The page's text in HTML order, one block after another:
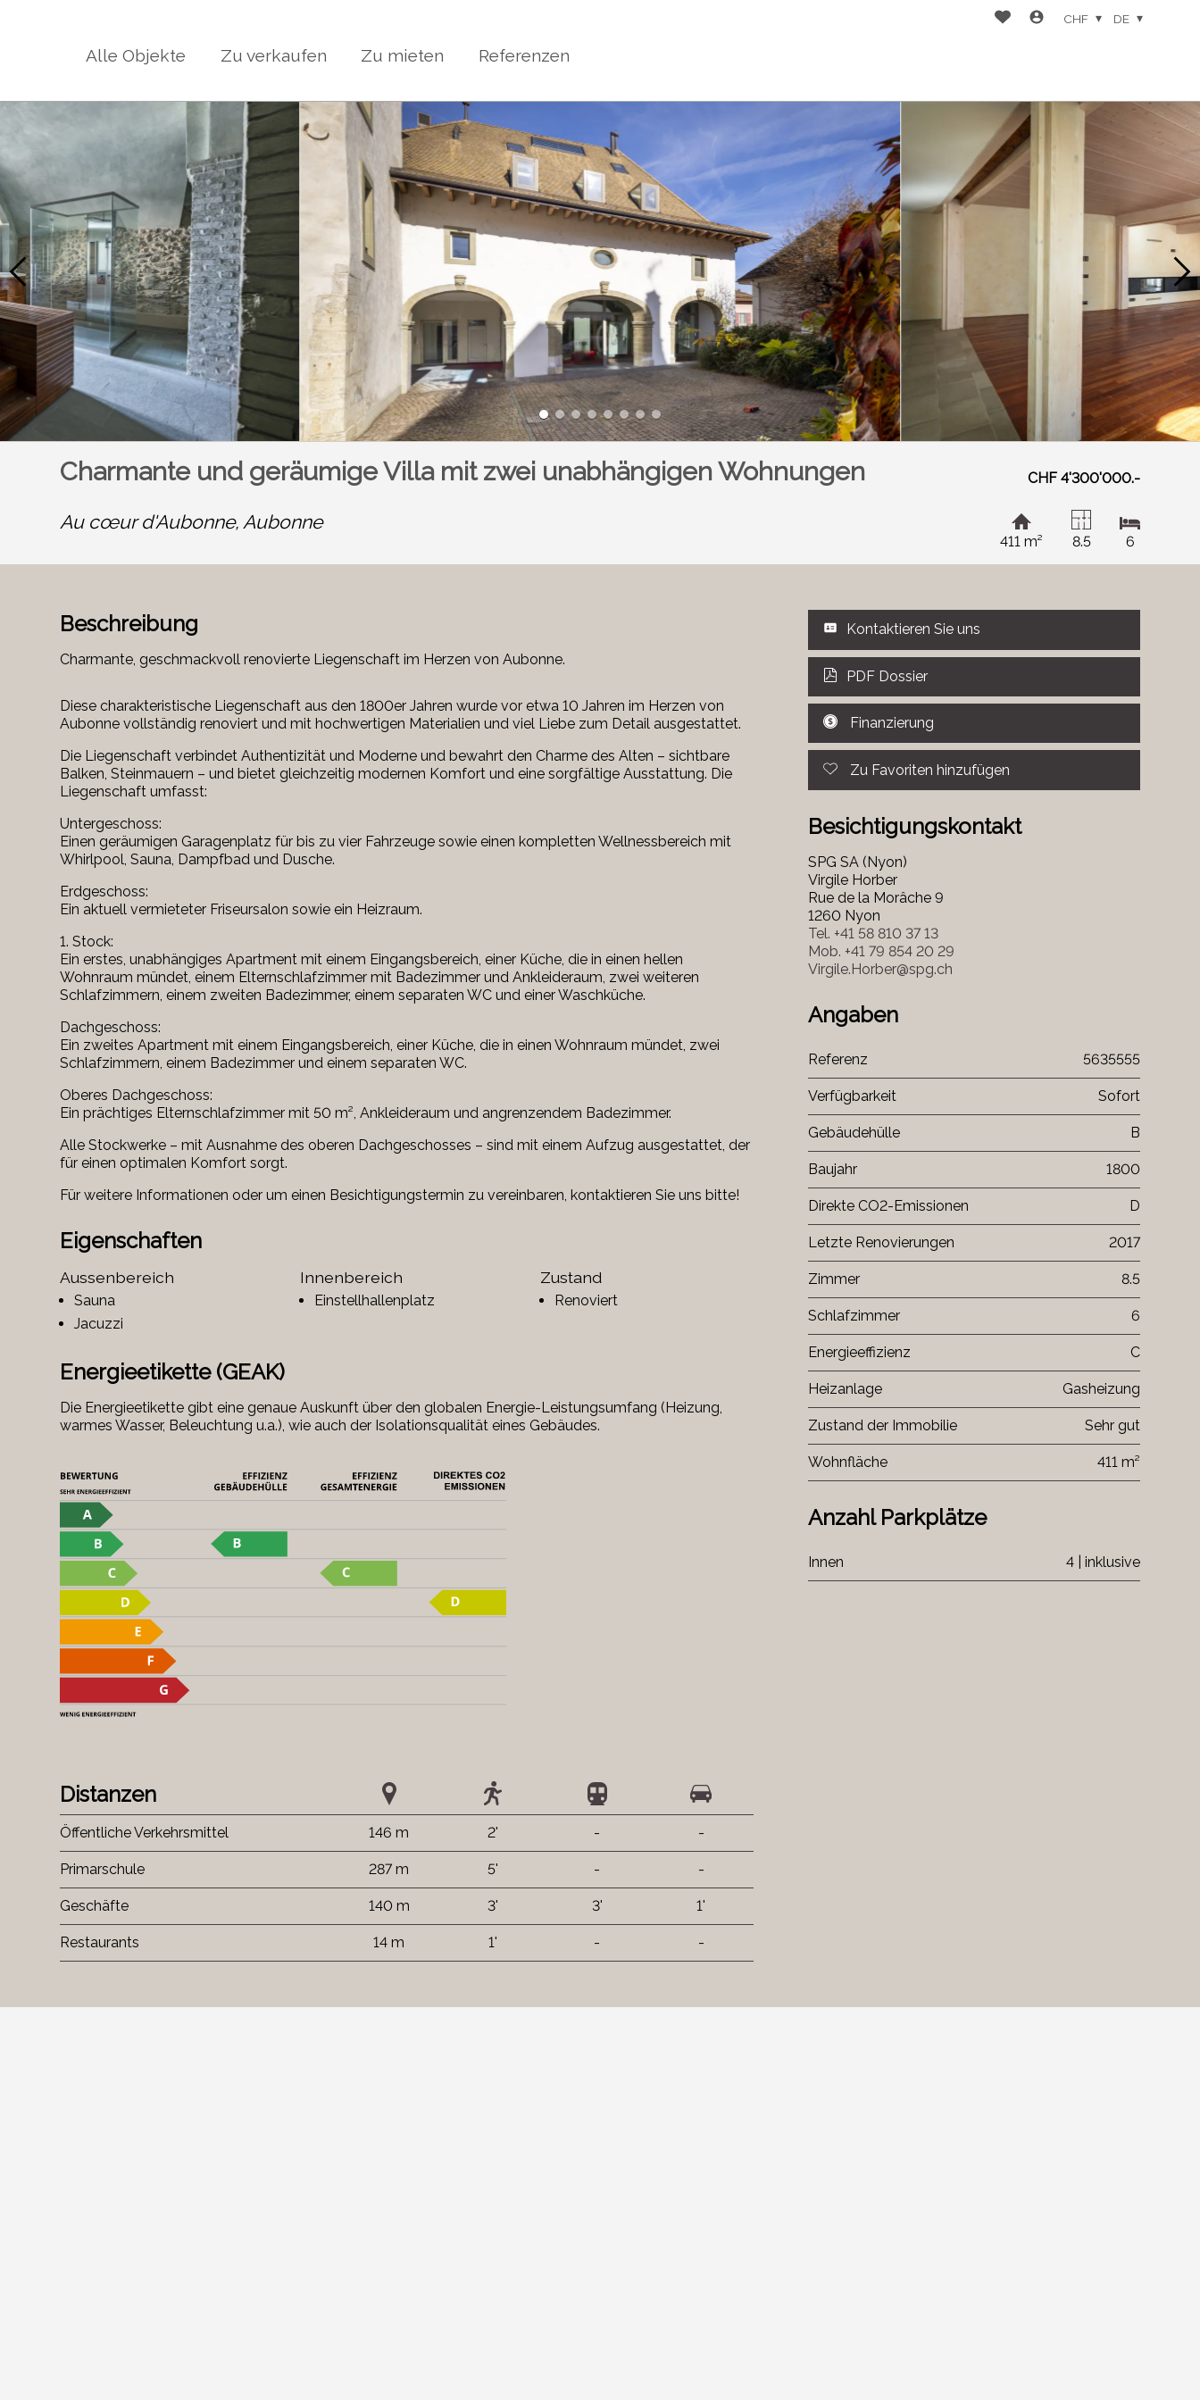
Alle Objekte Zu verkaufen Zu mieten Referenzen
CHF DE
Charmante und geräumige Villa mit zwei unabhängigen Wohnungen CHF 4'300'000.-
Au cœur d'Aubonne, Aubonne
411 m² 8.5 6
Beschreibung
Charmante, geschmackvoll renovierte Liegenschaft im Herzen von Aubonne.
Diese charakteristische Liegenschaft aus den 1800er Jahren wurde vor etwa 10 Jahren im Herzen von
Aubonne vollständig renoviert und mit hochwertigen Materialien und viel Liebe zum Detail ausgestattet.
Die Liegenschaft verbindet Authentizität und Moderne und bewahrt den Charme des Alten – sichtbare
Balken, Steinmauern – und bietet gleichzeitig modernen Komfort und eine sorgfältige Ausstattung. Die
Liegenschaft umfasst:
Untergeschoss:
Einen geräumigen Garagenplatz für bis zu vier Fahrzeuge sowie einen kompletten Wellnessbereich mit
Whirlpool, Sauna, Dampfbad und Dusche.
Erdgeschoss:
Ein aktuell vermieteter Friseursalon sowie ein Heizraum.
1. Stock:
Ein erstes, unabhängiges Apartment mit einem Eingangsbereich, einer Küche, die in einen hellen
Wohnraum mündet, einem Elternschlafzimmer mit Badezimmer und Ankleideraum, zwei weiteren
Schlafzimmern, einem zweiten Badezimmer, einem separaten WC und einer Waschküche.
Dachgeschoss:
Ein zweites Apartment mit einem Eingangsbereich, einer Küche, die in einen Wohnraum mündet, zwei
Schlafzimmern, einem Badezimmer und einem separaten WC.
Oberes Dachgeschoss:
Ein prächtiges Elternschlafzimmer mit 50 m², Ankleideraum und angrenzendem Badezimmer.
Alle Stockwerke – mit Ausnahme des oberen Dachgeschosses – sind mit einem Aufzug ausgestattet, der
für einen optimalen Komfort sorgt.
Für weitere Informationen oder um einen Besichtigungstermin zu vereinbaren, kontaktieren Sie uns bitte!
Eigenschaften
Aussenbereich
Sauna
Jacuzzi
Innenbereich
Einstellhallenplatz
Zustand
Renoviert
Energieetikette (GEAK)
Die Energieetikette gibt eine genaue Auskunft über den globalen Energie-Leistungsumfang (Heizung,
warmes Wasser, Beleuchtung u.a.), wie auch der Isolationsqualität eines Gebäudes.
Distanzen
Öffentliche Verkehrsmittel 146 m 2' - -
Primarschule 287 m 5' - -
Geschäfte 140 m 3' 3' 1'
Restaurants 14 m 1' - -
Kontaktieren Sie uns
PDF Dossier
Finanzierung
Zu Favoriten hinzufügen
Besichtigungskontakt
SPG SA (Nyon)
Virgile Horber
Rue de la Morâche 9
1260 Nyon
Tel. +41 58 810 37 13
Mob. +41 79 854 20 29
Virgile.Horber@spg.ch
Angaben
Referenz 5635555
Verfügbarkeit Sofort
Gebäudehülle B
Baujahr 1800
Direkte CO2-Emissionen D
Letzte Renovierungen 2017
Zimmer 8.5
Schlafzimmer 6
Energieeffizienz C
Heizanlage Gasheizung
Zustand der Immobilie Sehr gut
Wohnfläche 411 m²
Anzahl Parkplätze
Innen 4 | inklusive